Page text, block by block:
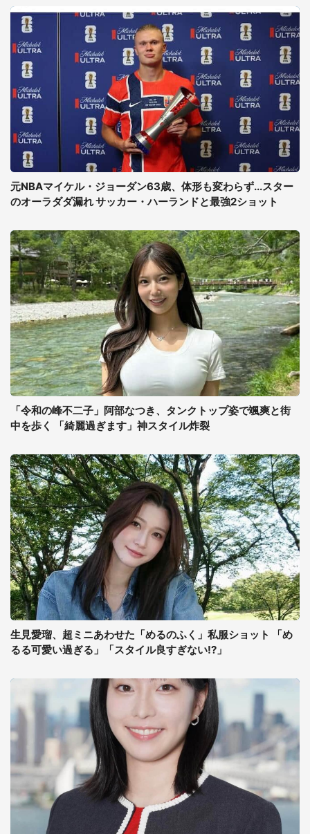
元NBAマイケル・ジョーダン63歳、体形も変わらず...スター
のオーラダダ漏れ サッカー・ハーランドと最強2ショット
「令和の峰不二子」阿部なつき、タンクトップ姿で颯爽と街
中を歩く 「綺麗過ぎます」神スタイル炸裂
生見愛瑠、超ミニあわせた「めるのふく」私服ショット 「め
るる可愛い過ぎる」「スタイル良すぎない!?」